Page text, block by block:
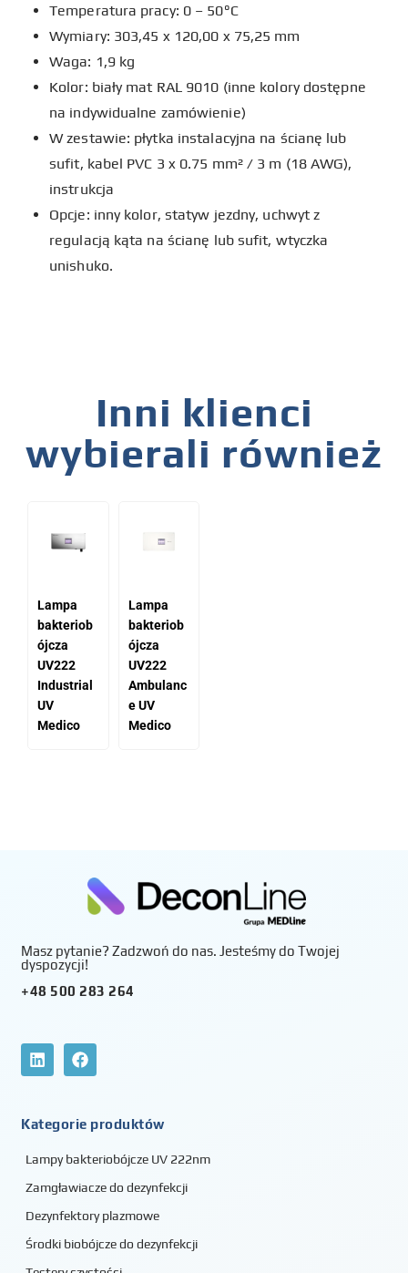
Temperatura pracy: 0 – 50°C
Wymiary: 303,45 x 120,00 x 75,25 mm
Waga: 1,9 kg
Kolor: biały mat RAL 9010 (inne kolory dostępne
na indywidualne zamówienie)
W zestawie: płytka instalacyjna na ścianę lub
sufit, kabel PVC 3 x 0.75 mm² / 3 m (18 AWG),
instrukcja
Opcje: inny kolor, statyw jezdny, uchwyt z
regulacją kąta na ścianę lub sufit, wtyczka
unishuko.
Inni klienci
wybierali również
Lampa
bakteriob
ójcza
UV222
Industrial
UV
Medico
Lampa
bakteriob
ójcza
UV222
Ambulanc
e UV
Medico
Masz pytanie? Zadzwoń do nas. Jesteśmy do Twojej
dyspozycji!
+48 500 283 264
Kategorie produktów
Lampy bakteriobójcze UV 222nm
Zamgławiacze do dezynfekcji
Dezynfektory plazmowe
Środki biobójcze do dezynfekcji